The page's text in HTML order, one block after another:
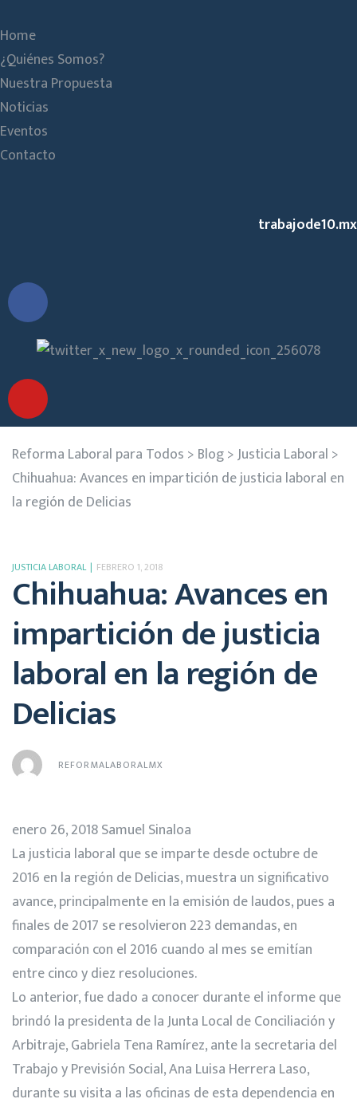
Home
¿Quiénes Somos?
Nuestra Propuesta
Noticias
Eventos
Contacto
trabajode10.mx
Reforma Laboral para Todos > Blog>Justicia Laboral >
Chihuahua: Avances en impartición de justicia laboral en
la región de Delicias
JUSTICIA LABORAL FEBRERO 1, 2018
Chihuahua: Avances en
impartición de justicia
laboral en la región de
Delicias
REFORMALABORALMX
enero 26,2018 Samuel Sinaloa
La justicia laboral que se imparte desde octubre de
2016 en la región de Delicias, muestra un significativo
avance, principalmente en la emisión de laudos, pues a
finales de 2017 se resolvieron 223 demandas, en
comparación con el 2016 cuando al mes se emitían
entre cinco y diez resoluciones.
Lo anterior, fue dado a conocer durante el informe que
brindó la presidenta de la Junta Local de Conciliación y
Arbitraje, Gabriela Tena Ramírez, ante la secretaria del
Trabajo y Previsión Social, Ana Luisa Herrera Laso,
durante su visita a las oficinas de esta dependencia en